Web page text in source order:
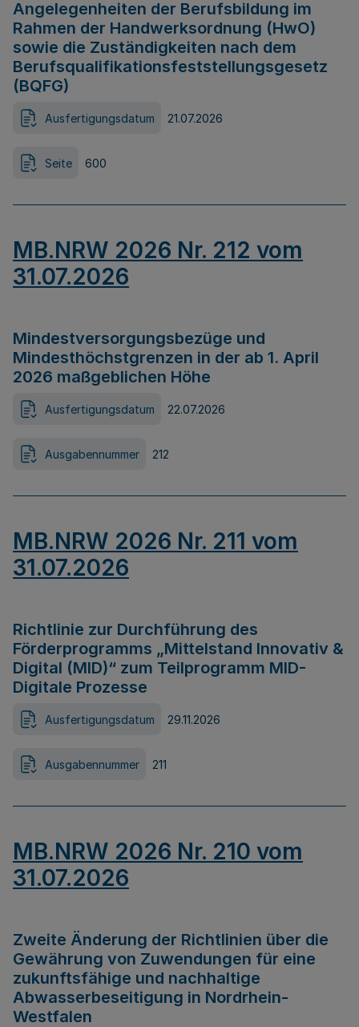
Angelegenheiten der Berufsbildung im
Rahmen der Handwerksordnung (HwO)
sowie die Zuständigkeiten nach dem
Berufsqualifikationsfeststellungsgesetz
(BQFG)
Ausfertigungsdatum 21.07.2026
Seite 600
MB.NRW 2026 Nr. 212 vom
31.07.2026
Mindestversorgungsbezüge und
Mindesthöchstgrenzen in der ab 1. April
2026 maßgeblichen Höhe
Ausfertigungsdatum 22.07.2026
Ausgabennummer 212
MB.NRW 2026 Nr. 211 vom
31.07.2026
Richtlinie zur Durchführung des
Förderprogramms „Mittelstand Innovativ &
Digital (MID)“ zum Teilprogramm MID-
Digitale Prozesse
Ausfertigungsdatum 29.11.2026
Ausgabennummer 211
MB.NRW 2026 Nr. 210 vom
31.07.2026
Zweite Änderung der Richtlinien über die
Gewährung von Zuwendungen für eine
zukunftsfähige und nachhaltige
Abwasserbeseitigung in Nordrhein-
Westfalen